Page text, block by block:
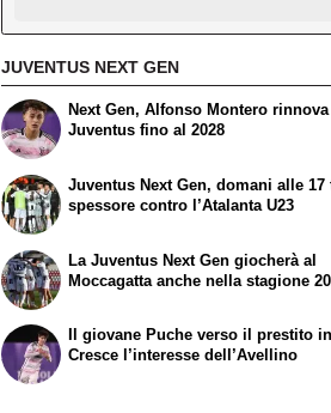
JUVENTUS NEXT GEN
Next Gen, Alfonso Montero
Juventus fino al 2028
Juventus Next Gen, domani alle 17
spessore contro l’Atalanta U23
La Juventus Next Gen giocherà al
Moccagatta anche nella stagione
Il giovane Puche verso il prestito
Cresce l’interesse dell’Avellino